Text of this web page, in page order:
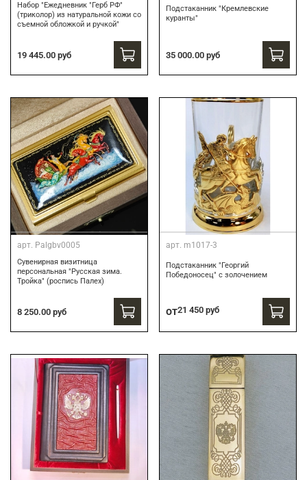
Набор "Ежедневник "Герб РФ"
(триколор) из натуральной кожи со
съемной обложкой и ручкой"
19 445.00 руб
Подстаканник "Кремлевские
куранты"
35 000.00 руб
арт. Palgbv0005
Сувенирная визитница
персональная "Русская зима.
Тройка" (роспись Палех)
8 250.00 руб
арт. m1017-3
Подстаканник "Георгий
Победоносец" с золочением
от21 450 руб